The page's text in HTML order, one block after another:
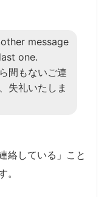
message
one.
間もないご連
失礼いたしま
絡している」こと
。